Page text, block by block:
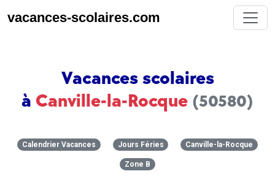
vacances-scolaires.com
Vacances scolaires
à Canville-la-Rocque (50580)
Calendrier Vacances Jours Féries Canville-la-Rocque
Zone B